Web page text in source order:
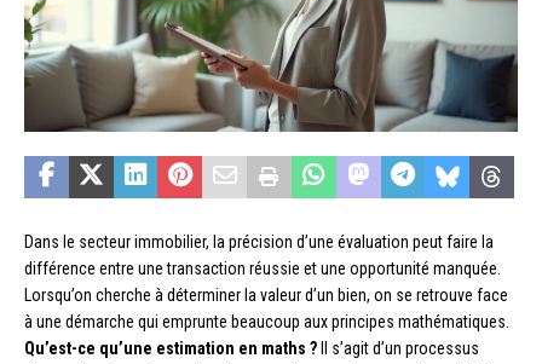
Dans le secteur immobilier, la précision d’une évaluation peut faire la
différence entre une transaction réussie et une opportunité manquée.
Lorsqu’on cherche à déterminer la valeur d’un bien, on se retrouve face
à une démarche qui emprunte beaucoup aux principes mathématiques.
Qu’est-ce qu’une estimation en maths ? Il s’agit d’un processus